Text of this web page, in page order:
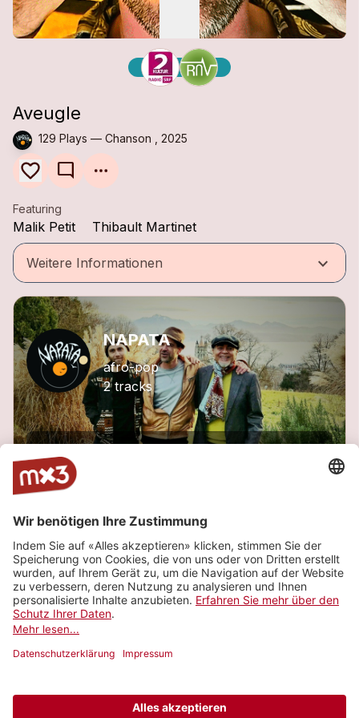
Aveugle
129 Plays — Chanson , 2025
mode_comment
Featuring
Malik Petit Thibault Martinet
Weitere Informationen keyboard_arrow_down
NAPATA
afro-pop
2 tracks
ALLE TRACKS
2 Aveugle
NAPATA (feat. Thibault Martinet, Malik Petit)
2025 Chanson
more_horiz
1 Chacun sa donne
NAPATA (feat. Thibault Martinet, Malik Petit)
2025Chanson